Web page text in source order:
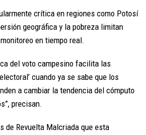
crítica en regiones como Potosí
geográfica y la pobreza limitan
en tiempo real.
del voto campesino facilita las
cuando ya se sabe que los
a cambiar la tendencia del cómputo
precisan.
de Revuelta Malcriada que esta